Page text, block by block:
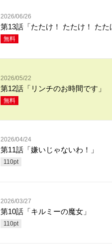
2026/06/26
第13話「たたけ！ たたけ！ たた
無料
2026/05/22
第12話「リンチのお時間です」
無料
2026/04/24
第11話「嫌いじゃないわ！」
110pt
2026/03/27
第10話「キルミーの魔女」
110pt